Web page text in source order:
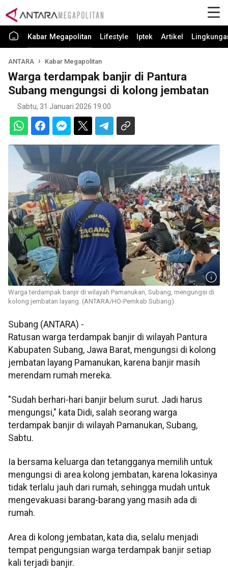
Kabar Megapolitan Lifestyle Iptek Artikel
ANTARA Kabar Megapolitan
Warga terdampak banjir di Pantura
Subang mengungsi di kolong jembatan
Sabtu, 31 Januari 2026 19:00
Warga terdampak banjir di wilayah Pamanukan, Subang, mengungsi di
kolong jembatan layang. (ANTARA/HO-Pemkab Subang)
Subang (ANTARA) -
Ratusan warga terdampak banjir di wilayah Pantura
Kabupaten Subang, Jawa Barat, mengungsi di kolong
jembatan layang Pamanukan, karena banjir masih
merendam rumah mereka.
"Sudah berhari-hari banjir belum surut. Jadi harus
mengungsi," kata Didi, salah seorang warga
terdampak banjir di wilayah Pamanukan, Subang,
Sabtu.
Ia bersama keluarga dan tetangganya memilih untuk
mengungsi di area kolong jembatan, karena lokasinya
tidak terlalu jauh dari rumah, sehingga mudah untuk
mengevakuasi barang-barang yang masih ada di
rumah.
Area di kolong jembatan, kata dia, selalu menjadi
tempat pengungsian warga terdampak banjir setiap
kali terjadi banjir.